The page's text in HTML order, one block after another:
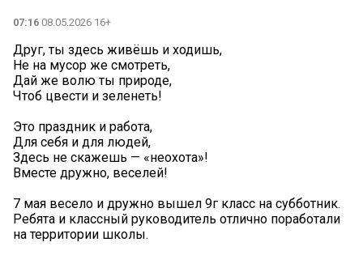
07:16 08.05.2026 16+
Друг, ты здесь живёшь и ходишь,
Не на мусор же смотреть,
Дай же волю ты природе,
Чтоб цвести и зеленеть!
Это праздник и работа,
Для себя и для людей,
Здесь не скажешь — «неохота»!
Вместе дружно, веселей!
7 мая весело и дружно вышел 9г класс на субботник.
Ребята и классный руководитель отлично поработали
на территории школы.